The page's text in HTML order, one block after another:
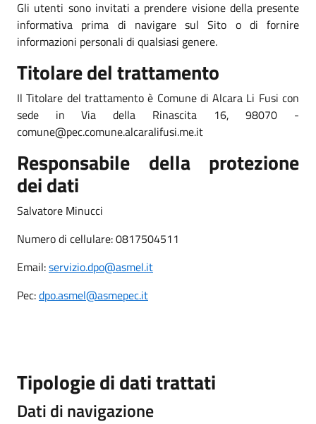
Gli utenti sono invitati a prendere visione della presente
informativa prima di navigare sul Sito o di fornire
informazioni personali di qualsiasi genere.
Titolare del trattamento
Il Titolare del trattamento è Comune di Alcara Li Fusi con
sede in Via della Rinascita 16, 98070 -
comune@pec.comune.alcaralifusi.me.it
Responsabile della protezione
dei dati
Salvatore Minucci
Numero di cellulare: 0817504511
Email:servizio.dpo@asmel.it
Pec:dpo.asmel@asmepec.it
Tipologie di dati trattati
Dati di navigazione